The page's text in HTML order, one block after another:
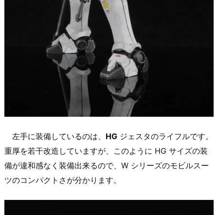
左手に装備しているのは、 HG ジェスタのライフルです。
重厚を若干改造していますが、このように HG サイズの装
備が違和感なく装備出来るので、W シリーズのモビルスー
ツのコンパクトさが分かります。